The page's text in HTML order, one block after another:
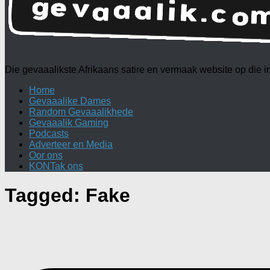
Die gevaaalikste Afrikaans satire en vermaak website op die
Home
Gevaaalike Dames
Random Gevaaalikhede
Gevaaalik Gaming
Podcasts
Adverteer en Media
Oor ons
KONTak ons
Tagged: Fake